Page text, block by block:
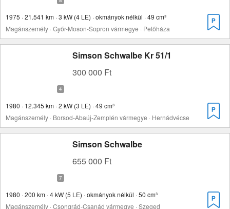
1975 · 21.541 km · 3 kW (4 LE) · okmányok nélkül · 49 cm³
Magánszemély · Győr-Moson-Sopron vármegye · Petőháza
Simson Schwalbe Kr 51/1
300 000 Ft
1980 · 12.345 km · 2 kW (3 LE) · 49 cm³
Magánszemély · Borsod-Abaúj-Zemplén vármegye · Hernádvécse
Simson Schwalbe
655 000 Ft
1980 · 200 km · 4 kW (5 LE) · okmányok nélkül · 50 cm³
Magánszemély · Csongrád-Csanád vármegye · Szeged